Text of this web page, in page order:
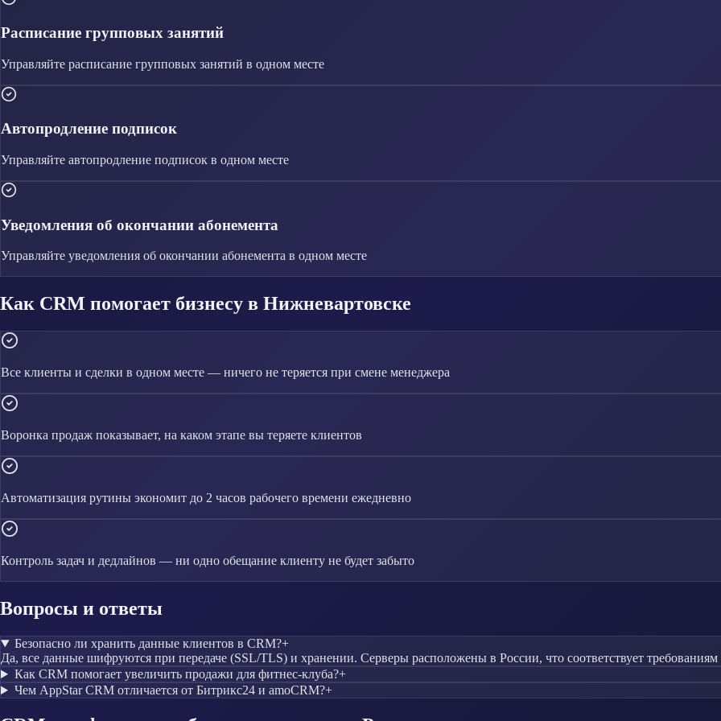
Расписание групповых занятий
Управляйте расписание групповых занятий в одном месте
Автопродление подписок
Управляйте автопродление подписок в одном месте
Уведомления об окончании абонемента
Управляйте уведомления об окончании абонемента в одном месте
Как CRM помогает бизнесу в Нижневартовске
Все клиенты и сделки в одном месте — ничего не теряется при смене менеджера
Воронка продаж показывает, на каком этапе вы теряете клиентов
Автоматизация рутины экономит до 2 часов рабочего времени ежедневно
Контроль задач и дедлайнов — ни одно обещание клиенту не будет забыто
Вопросы и ответы
Безопасно ли хранить данные клиентов в CRM?+
Да, все данные шифруются при передаче (SSL/TLS) и хранении. Серверы расположены в России, что соответствует
Как CRM помогает увеличить продажи для фитнес-клуба?+
Чем AppStar CRM отличается от Битрикс24 и amoCRM?+